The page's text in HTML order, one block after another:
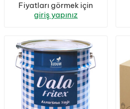
Fiyatları görmek için
giriş yapınız